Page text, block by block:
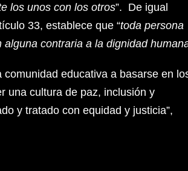
los unos con los otros”. De igual
33, establece que “toda persona
contraria a la dignidad
educativa a basarse en
una cultura de paz, inclusión y
y tratado con equidad y justicia”,